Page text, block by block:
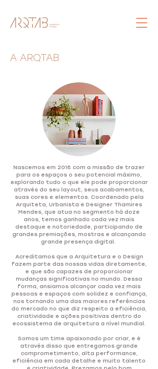
A ARQTAB
Nascemos em 2018 com a missão de trazer
para os espaços o seu potencial máximo,
explorando tudo o que ele pode proporcionar
através do seu layout, seus acabamentos,
suas cores e elementos. Coordenado pela
Arquiteta, Urbanista e Designer Thamires
Mendes, que atua no segmento há doze
anos, temos ganhado cada vez mais
destaque e notoriedade, participando de
grandes premiações, mostras e alcançando
grande presença digital.
Acreditamos que a Arquitetura e o Design
fazem parte das nossas vidas diretamente,
e que são capazes de proporcionar
mudanças significativas no mundo. Dessa
forma, ansiamos alcançar cada vez mais
pessoas e espaços com solidez e confiança,
nos tornando uma das maiores referências
do mercado no que diz respeito a eficiência,
criatividade e ações positivas dentro do
ecossistema de arquitetura a nível mundial.
Somos um time apaixonado por criar, e é
através disso que entregamos grande
comprometimento, alta performance,
eficiência em cada detalhe e muito talento